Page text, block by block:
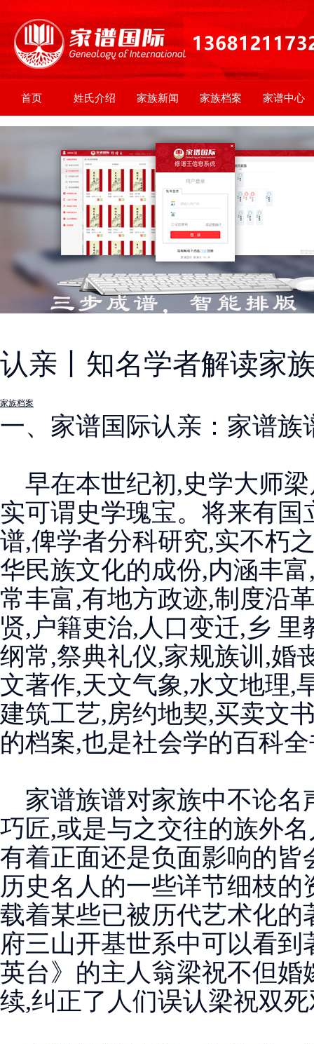
首页 姓氏介绍 家族新闻 家族档案 家谱中心
认亲丨知名学者解读家
家族档案
一、家谱国际认亲：家谱族
早在本世纪初,史学大师
实可谓史学瑰宝。将来有
谱,俾学者分科研究,实不朽
华民族文化的成份,内涵丰
常丰富,有地方政迹,制度沿
贤,户籍吏治,人口变迁,乡
纲常,祭典礼仪,家规族训,婚
文著作,天文气象,水文地理,
建筑工艺,房约地契,买卖文
的档案,也是社会学的百科
家谱族谱对家族中不论名
巧匠,或是与之交往的族外
有着正面还是负面影响的
历史名人的一些详节细枝
载着某些已被历代艺术化
府三山开基世系中可以看
英台》的主人翁梁祝不但
续,纠正了人们误认梁祝双